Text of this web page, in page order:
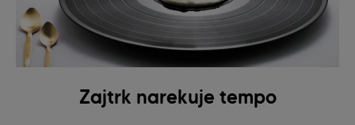
Zajtrk narekuje tempo